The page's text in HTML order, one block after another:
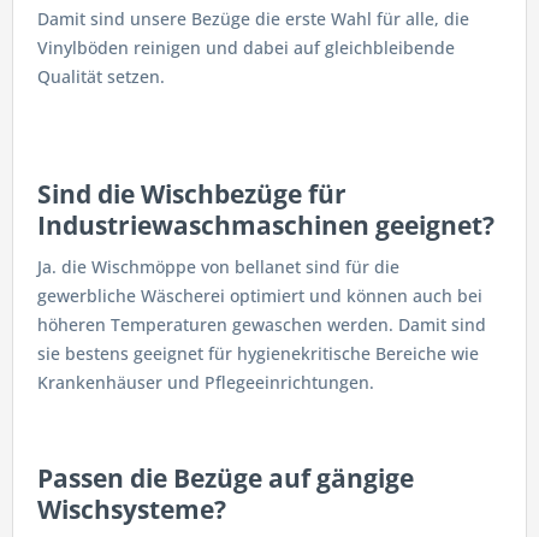
Damit sind unsere Bezüge die erste Wahl für alle, die
Vinylböden reinigen und dabei auf gleichbleibende
Qualität setzen.
Sind die Wischbezüge für
Industriewaschmaschinen geeignet?
Ja. die Wischmöppe von bellanet sind für die
gewerbliche Wäscherei optimiert und können auch bei
höheren Temperaturen gewaschen werden. Damit sind
sie bestens geeignet für hygienekritische Bereiche wie
Krankenhäuser und Pflegeeinrichtungen.
Passen die Bezüge auf gängige
Wischsysteme?